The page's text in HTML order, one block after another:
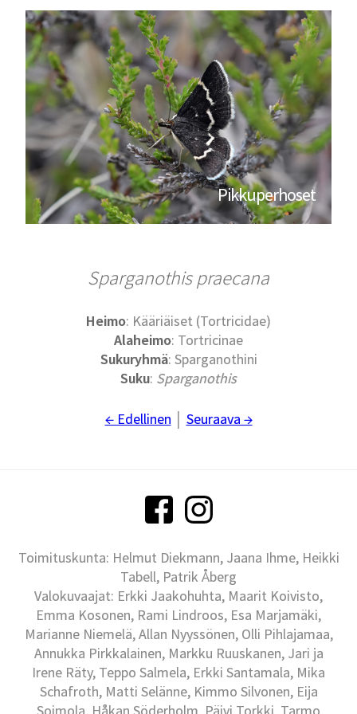
Pikkuperhoset
Sparganothis praecana
Heimo: Kääriäiset (Tortricidae)
Alaheimo: Tortricinae
Sukuryhmä: Sparganothini
Suku: Sparganothis
← Edellinen Seuraava →
Toimituskunta: Helmut Diekmann, Jaana Ihme, Heikki
Tabell, Patrik Åberg
Valokuvaajat: Erkki Jaakohuhta, Maarit Koivisto,
Emma Kosonen, Rami Lindroos, Esa Marjamäki,
Marianne Niemelä, Allan Nyyssönen, Olli Pihlajamaa,
Annukka Pirkkalainen, Markku Ruuskanen, Jari ja
Irene Räty, Teppo Salmela, Erkki Santamala, Mika
Schafroth, Matti Selänne, Kimmo Silvonen, Eija